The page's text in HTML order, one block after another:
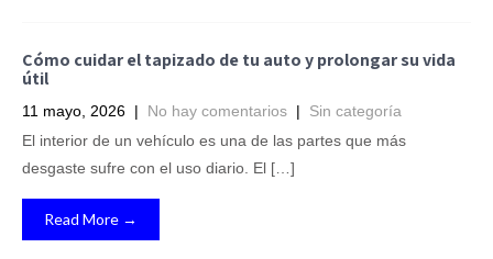
Cómo cuidar el tapizado de tu auto y prolongar su vida
útil
11 mayo, 2026 | No hay comentarios | Sin categoría
El interior de un vehículo es una de las partes que más
desgaste sufre con el uso diario. El […]
Read More →